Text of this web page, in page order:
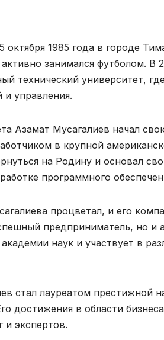
октября 1985 года в городе
занимался футболом. В
технический университет,
управления.
Азамат Мусагалиев начал
в крупной
на Родину и основал
программного
процветал, и его
предприниматель, но
наук и участвует в
стал лауреатом престижной
достижения в области
и экспертов.